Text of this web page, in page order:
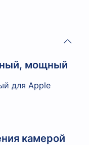
мощный
для Apple
камерой